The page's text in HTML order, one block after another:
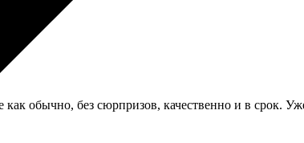
как обычно, без сюрпризов, качественно и в срок.